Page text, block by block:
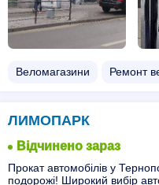
Веломагазини Ремонт
ЛИМОПАРК
Відчинено зараз
Прокат автомобілів у
подорожі! Широкий вибір